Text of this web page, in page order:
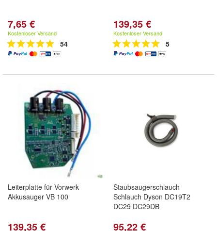
7,65 €
Kostenloser Versand
54
139,35 €
Kostenloser Versand
5
Leiterplatte für Vorwerk
Akkusauger VB 100
139,35 €
Staubsaugerschlauch
Schlauch Dyson DC19T2
DC29 DC29DB
95,22 €